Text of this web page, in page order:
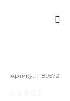
Артикул: 189572